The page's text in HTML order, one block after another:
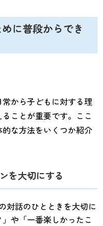
に普段からでき
から子どもに対する理
ことが重要です。ここ
な方法をいくつか紹介
を大切にする
対話のひとときを大切に
や「一番楽しかったこ